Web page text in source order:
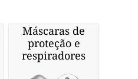
Máscaras de
proteção e
respiradores